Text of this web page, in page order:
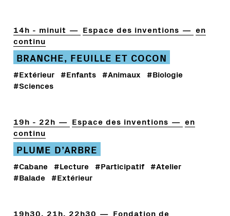
14h - minuit Espace des inventions
en
continu
BRANCHE, FEUILLE ET COCON
#Extérieur #Enfants #Animaux #Biologie
#Sciences
19h - 22h Espace des inventions
en
continu
PLUME D’ARBRE
#Cabane #Lecture #Participatif #Atelier
#Balade #Extérieur
19h30, 21h, 22h30
Fondation de